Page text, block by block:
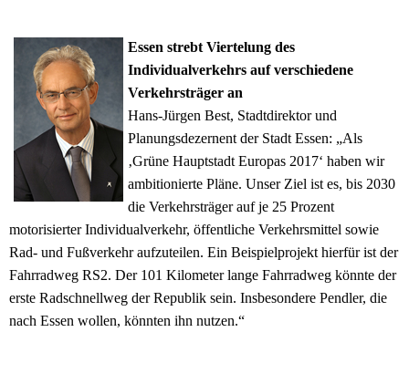
Essen strebt Viertelung des
Individualverkehrs auf verschiedene
Verkehrsträger an
Hans-Jürgen Best, Stadtdirektor und
Planungsdezernent der Stadt Essen: „Als
‚Grüne Hauptstadt Europas 2017‘ haben wir
ambitionierte Pläne. Unser Ziel ist es, bis 2030
die Verkehrsträger auf je 25 Prozent
motorisierter Individualverkehr, öffentliche Verkehrsmittel sowie
Rad- und Fußverkehr aufzuteilen. Ein Beispielprojekt hierfür ist der
Fahrradweg RS2. Der 101 Kilometer lange Fahrradweg könnte der
erste Radschnellweg der Republik sein. Insbesondere Pendler, die
nach Essen wollen, könnten ihn nutzen.“